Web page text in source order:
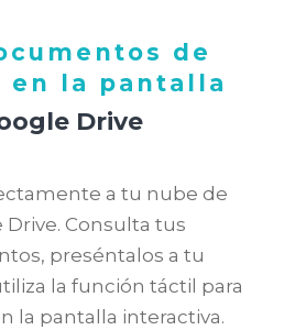
de
en la pantalla
Drive
a tu nube de
Drive. Consulta tus
preséntalos a tu
la función táctil para
la pantalla interactiva.